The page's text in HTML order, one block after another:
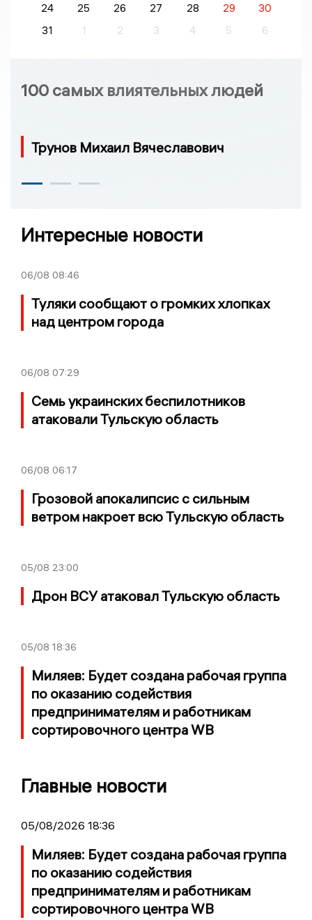
24
25 26 27 28 29
30
31
1 2 3 4 5 6
100 самых влиятельных людей
Трунов Михаил Вячеславович
Интересные новости
06/08 08:46
Туляки сообщают о громких хлопках
над центром города
06/08 07:29
Семь украинских беспилотников
атаковали Тульскую область
06/08 06:17
Грозовой апокалипсис с сильным
ветром накроет всю Тульскую область
05/08 23:00
Дрон ВСУ атаковал Тульскую область
05/08 18:36
Миляев: Будет создана рабочая группа
по оказанию содействия
предпринимателям и работникам
сортировочного центра WB
Главные новости
05/08/2026 18:36
Миляев: Будет создана рабочая группа
по оказанию содействия
предпринимателям и работникам
сортировочного центра WB